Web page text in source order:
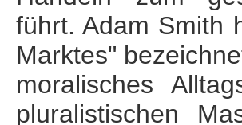
führt. Adam Smith
Marktes"
moralisches
pluralistischen